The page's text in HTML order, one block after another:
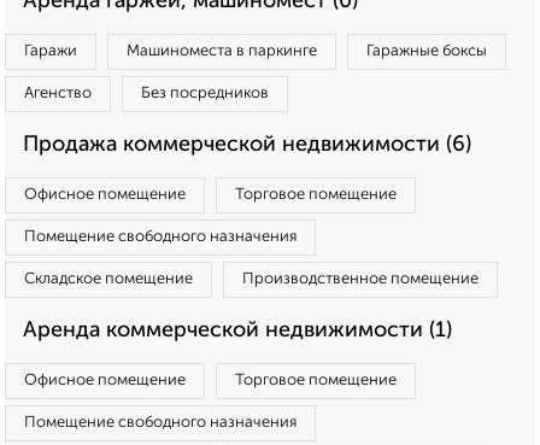
Гаражи Машиноместа в паркинге Гаражные боксы
Агенство Без посредников
Продажа коммерческой недвижимости (6)
Офисное помещение Торговое помещение
Помещение свободного назначения
Складское помещение Производственное помещение
Аренда коммерческой недвижимости (1)
Офисное помещение Торговое помещение
Помещение свободного назначения